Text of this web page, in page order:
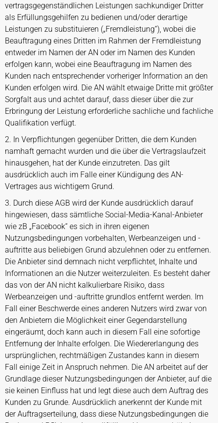
vertragsgegenständlichen Leistungen sachkundiger Dritter
als Erfüllungsgehilfen zu bedienen und/oder derartige
Leistungen zu substituieren („Fremdleistung“), wobei die
Beauftragung eines Dritten im Rahmen der Fremdleistung
entweder im Namen der AN oder im Namen des Kunden
erfolgen kann, wobei eine Beauftragung im Namen des
Kunden nach entsprechender vorheriger Information an den
Kunden erfolgen wird. Die AN wählt etwaige Dritte mit größter
Sorgfalt aus und achtet darauf, dass dieser über die zur
Erbringung der Leistung erforderliche sachliche und fachliche
Qualifikation verfügt.
2. In Verpflichtungen gegenüber Dritten, die dem Kunden
namhaft gemacht wurden und die über die Vertragslaufzeit
hinausgehen, hat der Kunde einzutreten. Das gilt
ausdrücklich auch im Falle einer Kündigung des AN-
Vertrages aus wichtigem Grund.
3. Durch diese AGB wird der Kunde ausdrücklich darauf
hingewiesen, dass sämtliche Social-Media-Kanal-Anbieter
wie zB „Facebook“ es sich in ihren eigenen
Nutzungsbedingungen vorbehalten, Werbeanzeigen und -
auftritte aus beliebigen Grund abzulehnen oder zu entfernen.
Die Anbieter sind demnach nicht verpflichtet, Inhalte und
Informationen an die Nutzer weiterzuleiten. Es besteht daher
das von der AN nicht kalkulierbare Risiko, dass
Werbeanzeigen und -auftritte grundlos entfernt werden. Im
Fall einer Beschwerde eines anderen Nutzers wird zwar von
den Anbietern die Möglichkeit einer Gegendarstellung
eingeräumt, doch kann auch in diesem Fall eine sofortige
Entfernung der Inhalte erfolgen. Die Wiedererlangung des
ursprünglichen, rechtmäßigen Zustandes kann in diesem
Fall einige Zeit in Anspruch nehmen. Die AN arbeitet auf der
Grundlage dieser Nutzungsbedingungen der Anbieter, auf die
sie keinen Einfluss hat und legt diese auch dem Auftrag des
Kunden zu Grunde. Ausdrücklich anerkennt der Kunde mit
der Auftragserteilung, dass diese Nutzungsbedingungen die